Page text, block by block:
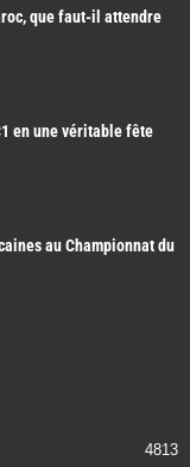
que faut-il attendre
en une véritable fête
au Championnat du
4813